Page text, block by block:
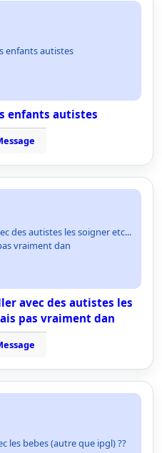
enfants autistes
enfants autistes
des autistes les soigner etc...
vraiment dan
avec des autistes les
pas vraiment dan
les bebes (autre que ipgl) ??